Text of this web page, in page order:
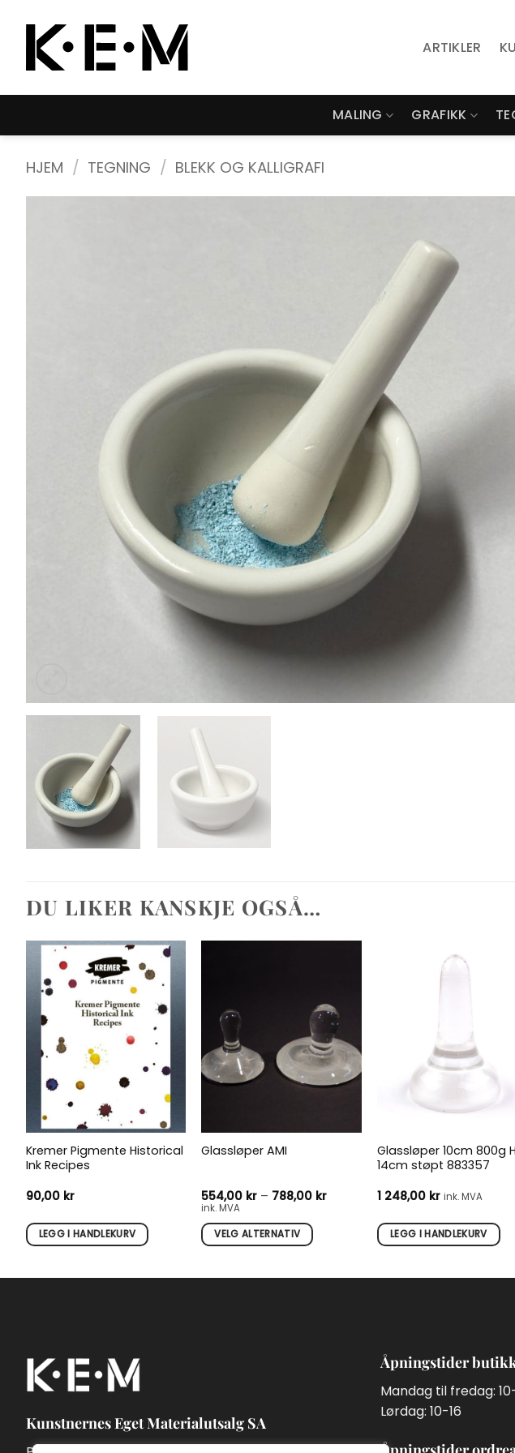
content
ARTIKLER
MALING GRAFIKK
HJEM / TEGNING / BLEKK OG KALLIGRAFI
DU LIKER KANSKJE OGSÅ…
Kremer Pigmente Historical
Ink Recipes
90,00 kr
LEGG I HANDLEKURV
Glassløper AMI
554,00 kr – 788,00 krPrisområde:
788,00 kr
ink. MVA
VELG ALTERNATIV
produktsiden
Glassløper 10cm 800g
14cm støpt 883357
1 248,00 kr ink. MVA
LEGG I HANDLEKURV
Kunstnernes Eget Materialutsalg SA
Åpningstider
Mandag til fredag:
Lørdag: 10-16